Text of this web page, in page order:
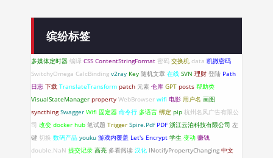
缤纷标签
多媒体定时器 编译 CSS ContentStringFormat 密码 交换机 data 凯撒密码
SwitchyOmega CalcBinding v2ray Key 随机文章 在线 SVN 理财 登陆 Path
日志 下载 TranslateTransform patch 元素 仓库 GPT posts 帮助类
VisualStateManager property WebBrowser wifi 电影 用户名 画图
syncthing Swagger Wifi 固定器 命令行 多语言 绑定 pip 杭州名风广告有限公
司 改变 docker hub 笔试题 Trigger Spire.Pdf PDF 浙江云泊科技有限公司 左
键 切换 数码产品 youku 游戏内覆盖 Let's Encrypt 学生 变动 赚钱
double.NaN 提交记录 高亮 多看阅读 汉化 INotifyPropertyChanging 中文